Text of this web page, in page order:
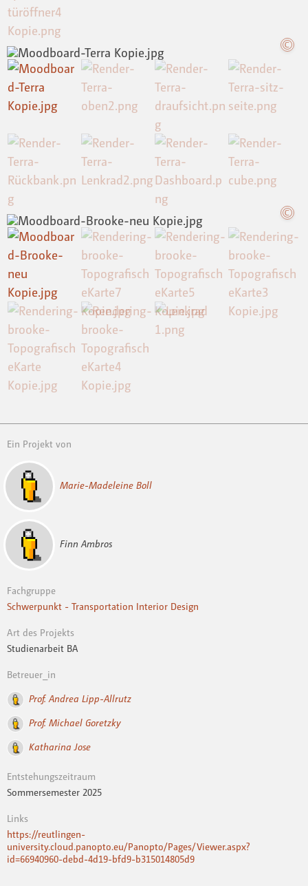
Ein Projekt von
Marie-Madeleine Boll
Finn Ambros
Fachgruppe
Schwerpunkt - Transportation Interior Design
Art des Projekts
Studienarbeit BA
Betreuer_in
Prof. Andrea Lipp-Allrutz
Prof. Michael Goretzky
Katharina Jose
Entstehungszeitraum
Sommersemester 2025
Links
https://reutlingen-
university.cloud.panopto.eu/Panopto/Pages/Viewer.aspx?
id=66940960-debd-4d19-bfd9-b315014805d9